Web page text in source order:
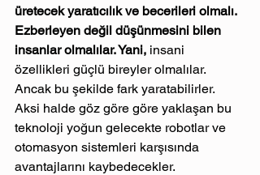
üretecek yaratıcılık ve becerileri olmalı.
Ezberleyen değil düşünmesini bilen
insanlar olmalılar. Yani, insani
özellikleri güçlü bireyler olmalılar.
Ancak bu şekilde fark yaratabilirler.
Aksi halde göz göre göre yaklaşan bu
teknoloji yoğun gelecekte robotlar ve
otomasyon sistemleri karşısında
avantajlarını kaybedecekler.